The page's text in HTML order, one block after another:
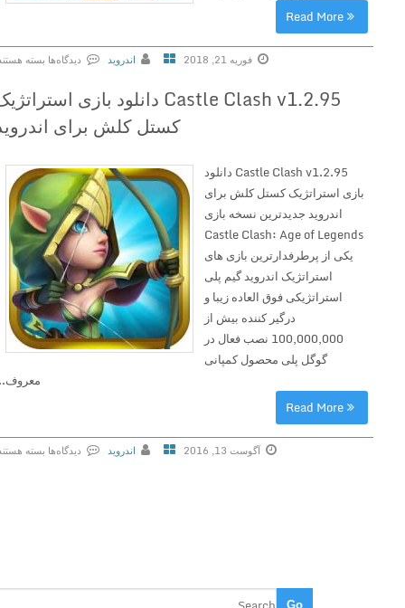
Read More
فوریه 21, 2018 اندروید
دیدگاه‌ها
ر
ا
C
a
s
t
l
e
C
r
e
e
D
v
بسته هستند
Castle Clash v1.2.95 دانلود بازی استراتژیک
کستل کلش برای اندروید
Castle Clash v1.2.95 دانلود
بازی استراتژیک کستل کلش برای
اندروید جدیدترین نسخه بازی
Castle Clash: Age of Legends
یکی از پرطرفدارترین بازی های
استراتژیک اندروید گیم پلی
استراتژیکی فوق العاده زیبا و
درگیر کننده بیش از
100,000,000 نصب فعال در
گوگل پلی محصول کمپانی
معروف...
Read More
آگوست 13, 2016 اندروید
دیدگاه‌هابسته هستند